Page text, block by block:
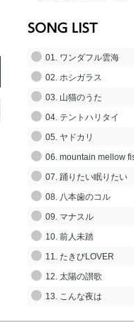
01. ワンダフル雲海
02. ホシガラス
03. 山猫のうた
04. テントハリタイ
05. ヤドカリ
06. mountain mellow
07. 踊りたい眠りたい
08. 八本歯のコル
09. マナスル
10. 前人未踏
11. たきびLOVER
12. 太陽の讃歌
13. こんな夜は